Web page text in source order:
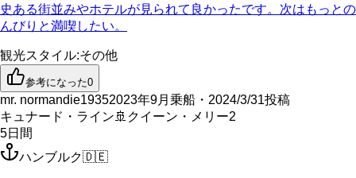
史ある街並みやホテルが見られて良かったです。次はもっとの
んびりと満喫したい。
観光スタイル:その他
参考になった0
mr. normandie19352023年9月乗船・2024/3/31投稿
キュナード・ライン 🚢 クイーン・メリー2
5日間
ハンブルク🇩🇪